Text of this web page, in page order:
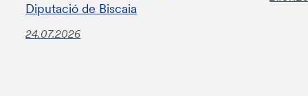
Diputació de Biscaia
24.07.2026